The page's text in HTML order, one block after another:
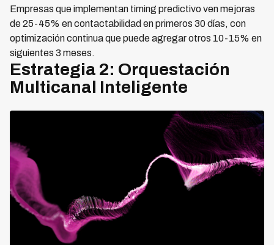
Empresas que implementan timing predictivo ven mejoras
de 25-45% en contactabilidad en primeros 30 días, con
optimización continua que puede agregar otros 10-15% en
siguientes 3 meses.
Estrategia 2: Orquestación
Multicanal Inteligente